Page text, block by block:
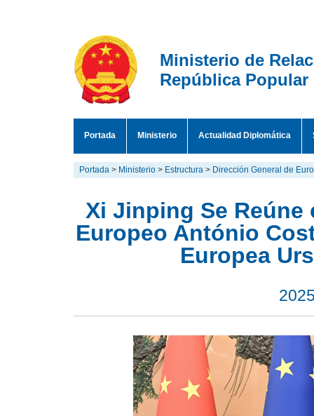
Ministerio de
República Popular
Portada Ministerio Actualidad Diplomática
Portada > Ministerio > Estructura > Dirección General de
Xi Jinping Se
Europeo António
Europea